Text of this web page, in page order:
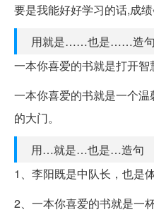
要是我能好好学习的话,成
用就是……也是……造句
一本你喜爱的书就是打开智
一本你喜爱的书就是一个
的大门。
用…就是…也是…造句
1、李阳既是中队长，也是
2、一本你喜爱的书就是一